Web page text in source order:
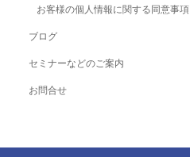
お客様の個人情報に関する同意事項
ブログ
セミナーなどのご案内
お問合せ